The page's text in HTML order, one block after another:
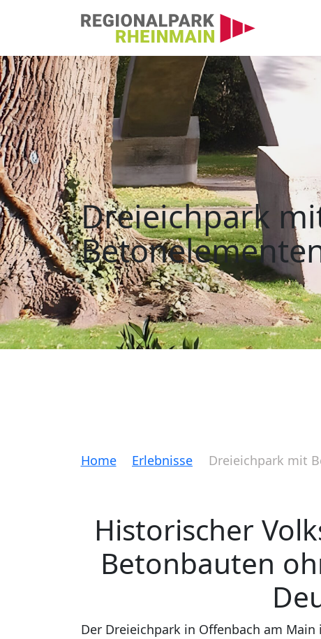
Dreieichpark mit
Hauptnavigation
Dreieichpark
Home Erlebnisse Dreieichpark mit
Historischer
Betonbauten
Der Dreieichpark in Offenbach am